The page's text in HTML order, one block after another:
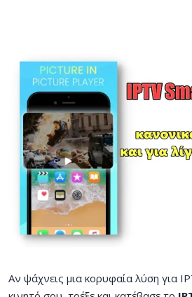
Αν ψάχνεις μια κορυφαία λύση για